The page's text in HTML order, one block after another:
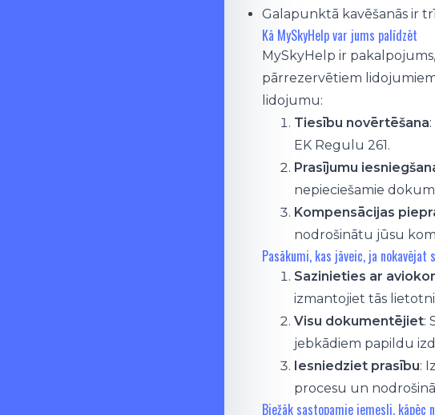
Galapunktā kavēšanās ir
Kā MySkyHelp var jums palīdzēt
MySkyHelp ir
pārrezervētiem
lidojumu:
Tiesību novērtēšana
EK Regulu 261.
Prasījumu
nepieciešamie
Kompensācijas
nodrošinātu jūsu
Pasākumi, kas jāveic, ja nokavējat
Sazinieties ar
izmantojiet tās
Visu dokumentējiet:
jebkādiem papildu
Iesniedziet prasību:
procesu un
Biežāk sastopamie iemesli, kāpēc